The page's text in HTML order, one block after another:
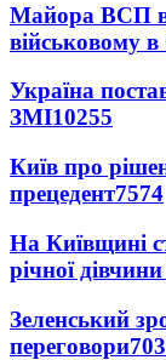
Майора ВСП
військовому
Україна
ЗМІ10255
Київ про
прецедент7574
На Київщині
річної дівчини
Зеленський
переговори